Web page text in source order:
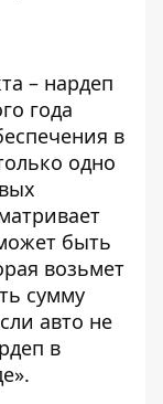
– нардеп
года
в
одно
быть
возьмет
сумму
авто не
в
».